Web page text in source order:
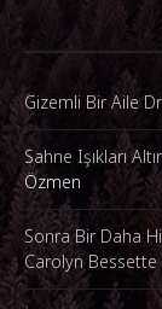
Gizemli Bir Aile
Sahne Işıkları
Özmen
Sonra Bir Daha
Carolyn Bessette